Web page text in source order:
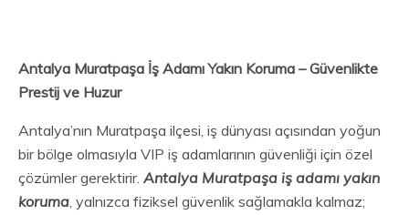
Antalya Muratpaşa İş Adamı Yakın Koruma – Güvenlikte
Prestij ve Huzur
Antalya’nın Muratpaşa ilçesi, iş dünyası açısından yoğun
bir bölge olmasıyla VIP iş adamlarının güvenliği için özel
çözümler gerektirir. Antalya Muratpaşa iş adamı yakın
koruma, yalnızca fiziksel güvenlik sağlamakla kalmaz;